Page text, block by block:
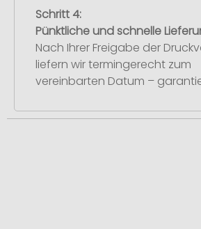
Schritt 4:
Pünktliche und schnelle
Nach Ihrer Freigabe der
liefern wir termingerecht zum
vereinbarten Datum –